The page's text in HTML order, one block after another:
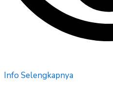
Info Selengkapnya